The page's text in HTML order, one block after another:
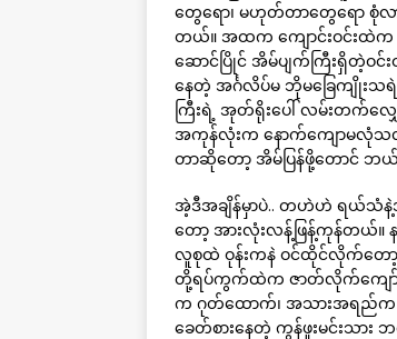
တွေရော၊ မဟုတ်တာတွေရော စုံ
တယ်။ အထက ကျောင်းဝင်းထဲက
ဆောင်ပြိုင် အိမ်ပျက်ကြီးရှိတဲ့ဝ
နေတဲ့ အင်္ဂလိပ်မ ဘိုမခြေကျိုး
ကြီးရဲ့ အုတ်ရိုးပေါ် လမ်းတက်လ
အကုန်လုံးက နောက်ကျောမလုံသလို
တာဆိုတော့ အိမ်ပြန်ဖို့တောင် ဘ
အဲ့ဒီအချိန်မှာပဲ.. တဟဲဟဲ ရယ်သံ
တော့ အားလုံးလန့်ဖြန့်ကုန်တယ်
လူစုထဲ ဝုန်းကနဲ ဝင်ထိုင်လိုက်တော့
တို့ရပ်ကွက်ထဲက ဇာတ်လိုက်ကျော်က
က ဂုတ်ထောက်၊ အသားအရည်က
ခေတ်စားနေတဲ့ ကွန်ဖူးမင်းသား